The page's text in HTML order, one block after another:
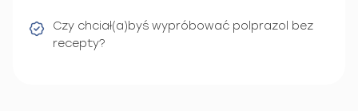
Czy chciał(a)byś wypróbować polprazol bez
recepty?